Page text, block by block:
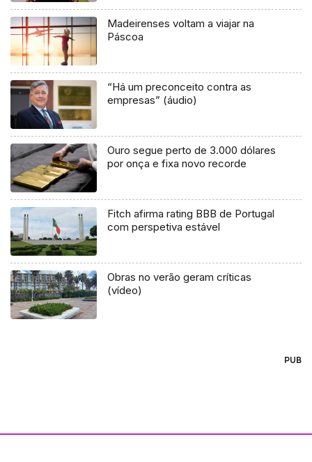
Madeirenses voltam a viajar na
Páscoa
“Há um preconceito contra as
empresas” (áudio)
Ouro segue perto de 3.000 dólares
por onça e fixa novo recorde
Fitch afirma rating BBB de Portugal
com perspetiva estável
Obras no verão geram críticas
(vídeo)
PUB